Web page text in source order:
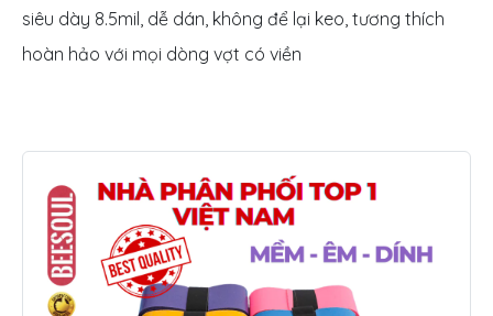
siêu dày 8.5mil, dễ dán, không để lại keo, tương thích
hoàn hảo với mọi dòng vợt có viền